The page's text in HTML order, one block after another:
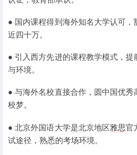
● 国内课程得到海外知名大学认可，
近四十万。
● 引入西方先进的课程教学模式，提
与环境。
● 与海外名校直接合作，圆中国优秀
校梦。
● 北京外国语大学是北京地区雅思官
试途径，熟悉的考场环境。